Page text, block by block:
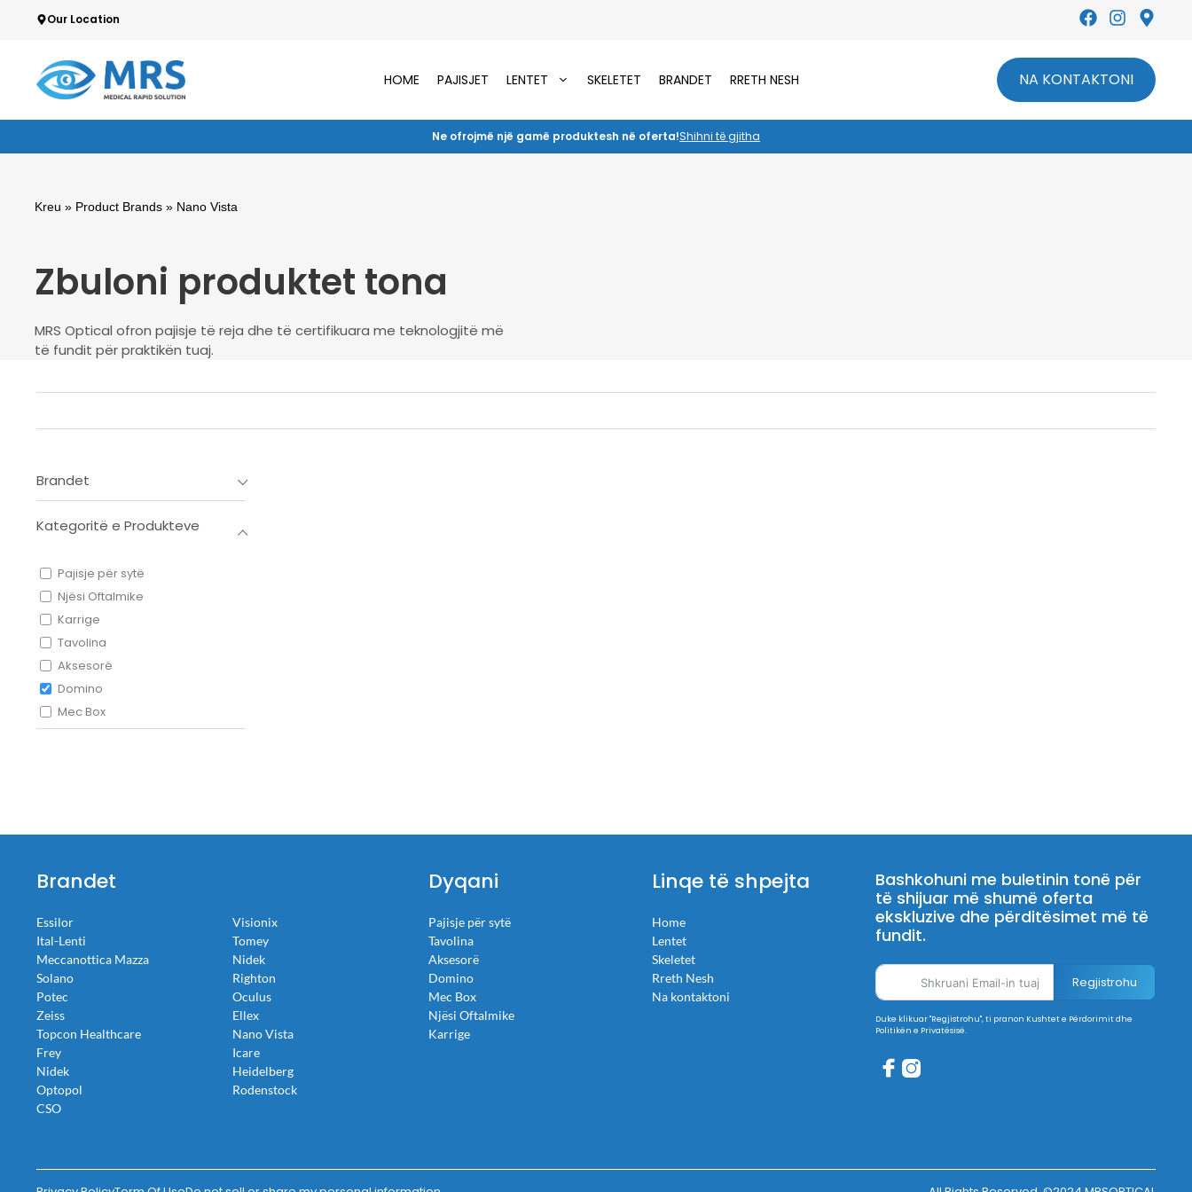
Our Location
HOME PAJISJET LENTET SKELETET BRANDET RRETH NESH NA KONTAKTONI
Ne ofrojmë një gamë produktesh në oferta!Shihni të gjitha
Kreu » Product Brands » Nano Vista
Zbuloni produktet tona
MRS Optical ofron pajisje të reja dhe të certifikuara me teknologjitë më
të fundit për praktikën tuaj.
Brandet
Kategoritë e Produkteve
Pajisje për sytë
Njësi Oftalmike
Karrige
Tavolina
Aksesorë
Domino
Mec Box
Brandet
Essilor
Ital-Lenti
Meccanottica Mazza
Solano
Potec
Zeiss
Topcon Healthcare
Frey
Nidek
Optopol
CSO
Visionix
Tomey
Nidek
Righton
Oculus
Ellex
Nano Vista
Icare
Heidelberg
Rodenstock
Dyqani
Pajisje për sytë
Tavolina
Aksesorë
Domino
Mec Box
Njësi Oftalmike
Karrige
Linqe të shpejta
Home
Lentet
Skeletet
Rreth Nesh
Na kontaktoni
Bashkohuni me buletinin tonë për
të shijuar më shumë oferta
ekskluzive dhe përditësimet më të
fundit.
Regjistrohu
Duke klikuar "Regjistrohu", ti pranon Kushtet e Përdorimit dhe
Politikën e Privatësisë.